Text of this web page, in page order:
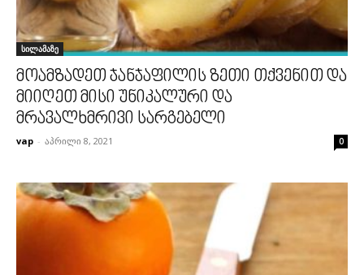
სილამაზე
მოამზადეთ ჯანჯაფილის ზეთი თქვენით და
მიიღეთ მისი უნიკალური და
მრავალხმრივი სარგებელი
vap - აპრილი 8, 2021 0